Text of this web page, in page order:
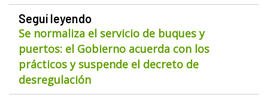
Seguí leyendo
Se normaliza el servicio de buques y
puertos: el Gobierno acuerda con los
prácticos y suspende el decreto de
desregulación